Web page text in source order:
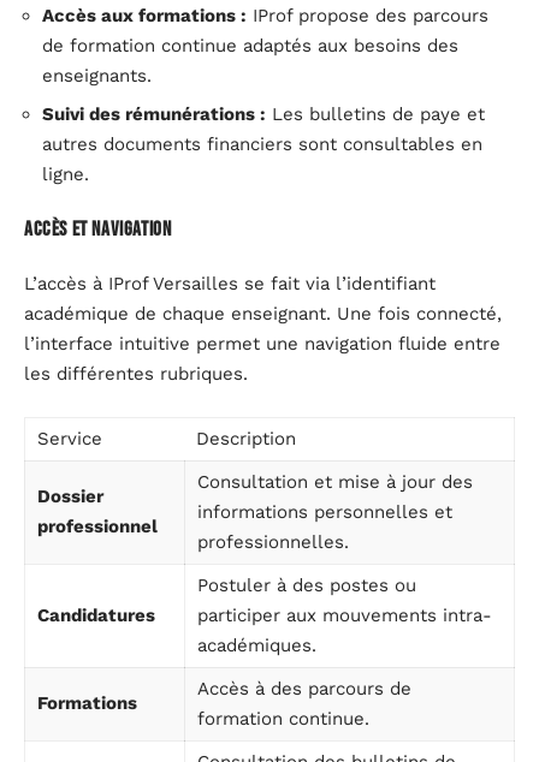
Accès aux formations : IProf propose des parcours
de formation continue adaptés aux besoins des
enseignants.
Suivi des rémunérations : Les bulletins de paye et
autres documents financiers sont consultables en
ligne.
Accès et navigation
L’accès à IProf Versailles se fait via l’identifiant
académique de chaque enseignant. Une fois connecté,
l’interface intuitive permet une navigation fluide entre
les différentes rubriques.
Service Description
Dossier
professionnel
Consultation et mise à jour des
informations personnelles et
professionnelles.
Candidatures
Postuler à des postes ou
participer aux mouvements intra-
académiques.
Formations
Accès à des parcours de
formation continue.